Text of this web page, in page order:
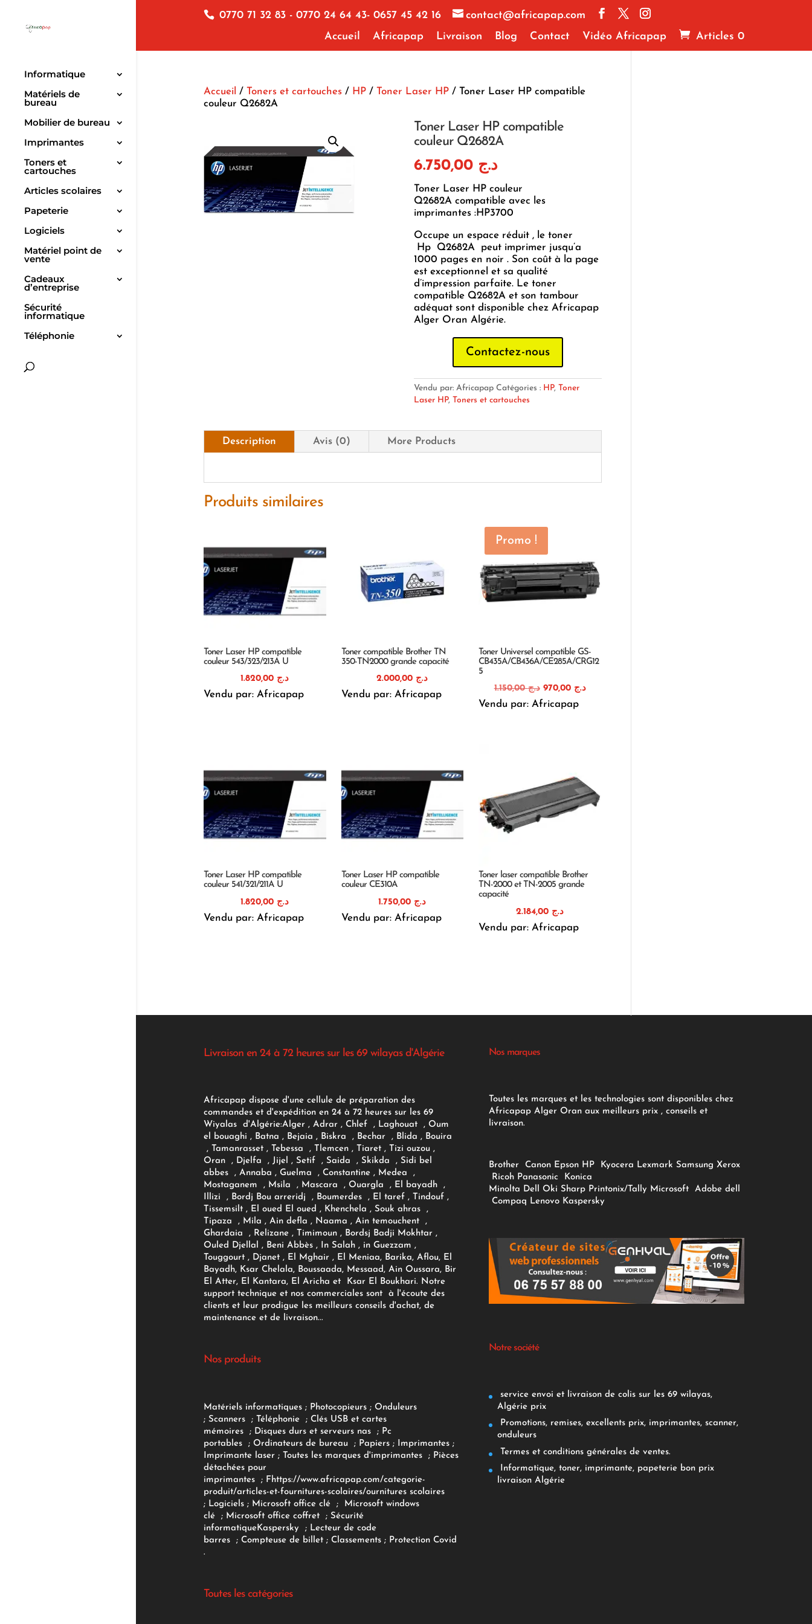
0770 71 32 83 - 0770 24 64 43- 0657 45 42 16
contact@africapap.com
Accueil
Africapap Livraison Blog Contact Vidéo Africapap Articles 0
Informatique
Matériels de
bureau
Mobilier de bureau
Imprimantes
Toners et
cartouches
Articles scolaires
Papeterie
Logiciels
Matériel point de
vente
Cadeaux
d’entreprise
Sécurité
informatique
Téléphonie
Accueil / Toners et cartouches/ HP/ Toner Laser HP/ Toner Laser HP compatible
couleur Q2682A
Toner Laser HP compatible
couleur Q2682A
د.ج 6.750,00
Toner Laser HP couleur
Q2682A compatible avec les
imprimantes :HP3700
Occupe un espace réduit , le toner
Hp Q2682A peut imprimer jusqu’a
1000 pages en noir . Son coût à la page
est exceptionnel et sa qualité
d’impression parfaite. Le toner
compatible Q2682A et son tambour
adéquat sont disponible chez Africapap
Alger Oran Algérie.
Contactez-nous
Vendu par: Africapap Catégories : HP, Toner
Laser HP, Toners et cartouches
Description Avis (0) More Products
Produits similaires
Toner Laser HP compatible
couleur 543/323/213A U
د.ج
Vendu par: Africapap
Toner compatible Brother TN
350-TN2000 grande capacité
د.ج
Vendu par: Africapap
Promo !
Toner Universel compatible GS-
CB435A/CB436A/CE285A/CRG12
5
د.ج1.150,00
Le
prix
د.ج 970,00
Le
Vendu par: Africapap
Toner Laser HP compatible
couleur 541/321/211A U
د.ج
Vendu par: Africapap
Toner Laser HP compatible
couleur CE310A
د.ج
Vendu par: Africapap
Toner laser compatible Brother
TN-2000 et TN-2005 grande
capacité
د.ج
Vendu par: Africapap
Livraison en 24 à 72 heures sur les 69 wilayas d'Algérie
Africapap dispose d'une cellule de préparation des
commandes et d'expédition en 24 à 72 heures sur les 69
Wiyalas d'Algérie:Alger , Adrar, Chlef , Laghouat , Oum
el bouaghi , Batna , Bejaia , Biskra , Bechar , Blida , Bouira
, Tamanrasset , Tebessa , Tlemcen , Tiaret , Tizi ouzou ,
Oran , Djelfa , Jijel , Setif , Saida , Skikda , Sidi bel
abbes , Annaba , Guelma , Constantine , Medea ,
Mostaganem , Msila , Mascara , Ouargla , El bayadh ,
Illizi , Bordj Bou arreridj , Boumerdes , El taref , Tindouf ,
Tissemsilt , El oued El oued , Khenchela , Souk ahras ,
Tipaza , Mila , Ain defla , Naama , Ain temouchent ,
Ghardaia , Relizane , Timimoun , Bordsj Badji Mokhtar ,
Ouled Djellal , Beni Abbès , In Salah , in Guezzam ,
Touggourt , Djanet , El Mghair , El Meniaa, Barika, Aflou, El
Bayadh, Ksar Chelala, Boussaada, Messaad, Ain Oussara, Bir
El Atter, El Kantara, El Aricha et Ksar El Boukhari. Notre
support technique et nos commerciales sont à l'écoute des
clients et leur prodigue les meilleurs conseils d'achat, de
maintenance et de livraison...
Nos produits
Matériels informatiques; Photocopieurs; Onduleurs
; Scanners ; Téléphonie ; Clés USB et cartes
mémoires
; Disques durs et serveurs nas ; Pc
portables
; Ordinateurs de bureau ; Papiers; Imprimantes;
Imprimante laser; Toutes les marques d'imprimantes ; Pièces
détachées pour
imprimantes
; F https://www.africapap.com/categorie-
produit/articles-et-fournitures-scolaires/ournitures scolaires
; Logiciels ; Microsoft office clé ;
Microsoft windows
clé; Microsoft office coffret ; Sécurité
informatiqueKaspersky ; Lecteur de code
barres
; Compteuse de billet; Classements ; Protection Covid
.
Toutes les catégories
Nos marques
Toutes les marques et les technologies sont disponibles chez
Africapap Alger Oran aux meilleurs prix , conseils et
livraison.
Brother Canon Epson HP Kyocera Lexmark Samsung Xerox
Ricoh Panasonic
Konica
Minolta Dell Oki Sharp Printonix/Tally Microsoft Adobe dell
Compaq Lenovo Kaspersky
Notre société
service envoi et livraison de colis sur les 69 wilayas,
Algérie prix
Promotions, remises, excellents prix, imprimantes, scanner,
onduleurs
Termes et conditions générales de ventes.
Informatique, toner, imprimante, papeterie bon prix
livraison Algérie